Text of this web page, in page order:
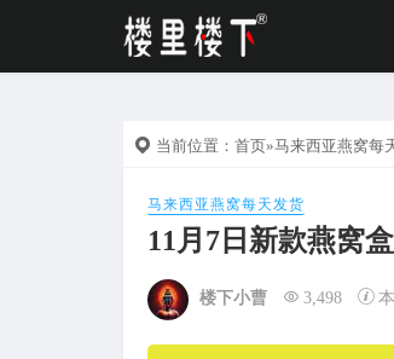
当前位置： 首页»马来西亚燕窝每
马来西亚燕窝每天发货
11月7日新款燕窝
楼下小曹 3,498